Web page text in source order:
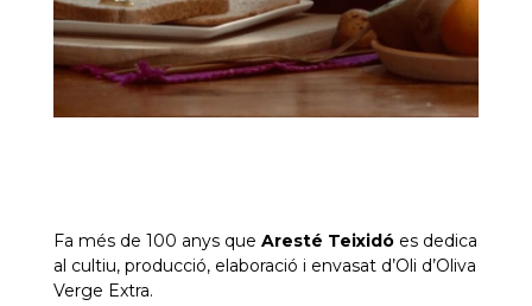
Fa més de 100 anys que Aresté Teixidóes dedica
al cultiu, producció, elaboració i envasat d’Oli d’Oliva
Verge Extra.